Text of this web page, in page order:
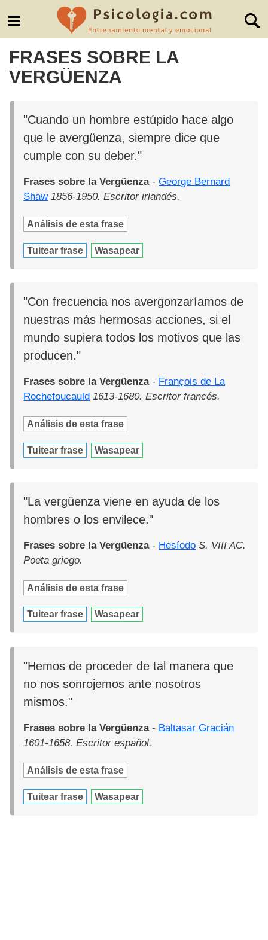
FRASES SOBRE LA
VERGÜENZA
"Cuando un hombre estúpido hace algo
que le avergüenza, siempre dice que
cumple con su deber."
Frases sobre la Vergüenza-George Bernard
Shaw 1856-1950. Escritor irlandés.
Análisis de esta frase
Tuitear frase Wasapear
"Con frecuencia nos avergonzaríamos de
nuestras más hermosas acciones, si el
mundo supiera todos los motivos que las
producen."
Frases sobre la Vergüenza- François de La
Rochefoucauld 1613-1680. Escritor francés.
Análisis de esta frase
Tuitear frase Wasapear
"La vergüenza viene en ayuda de los
hombres o los envilece."
Frases sobre la Vergüenza- Hesíodo S. VIII AC.
Poeta griego.
Análisis de esta frase
Tuitear frase Wasapear
"Hemos de proceder de tal manera que
no nos sonrojemos ante nosotros
mismos."
Frases sobre la Vergüenza- Baltasar Gracián
1601-1658. Escritor español.
Análisis de esta frase
Tuitear frase Wasapear